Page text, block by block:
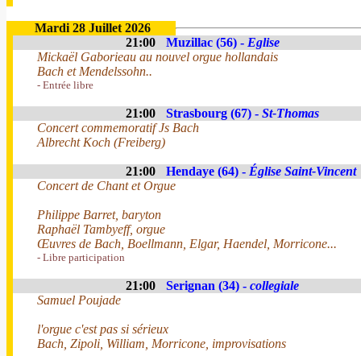
Mardi 28 Juillet 2026
21:00
Muzillac (56) - Eglise
Mickaël Gaborieau au nouvel orgue hollandais
Bach et Mendelssohn..
- Entrée libre
21:00 Strasbourg (67) - St-Thomas
Concert commemoratif Js Bach
Albrecht Koch (Freiberg)
21:00 Hendaye (64) - Église Saint-Vincent
Concert de Chant et Orgue
Philippe Barret, baryton
Raphaël Tambyeff, orgue
Œuvres de Bach, Boellmann, Elgar, Haendel, Morricone...
- Libre participation
21:00 Serignan (34) - collegiale
Samuel Poujade
l'orgue c'est pas si sérieux
Bach, Zipoli, William, Morricone, improvisations